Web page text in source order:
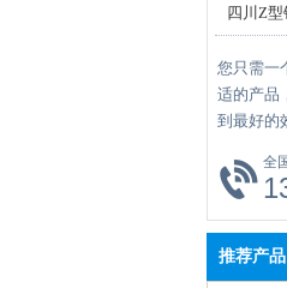
济
【
跌
【
钢
【
一
四川Z型
您只需一
适的产品
到最好的
全
推荐产品